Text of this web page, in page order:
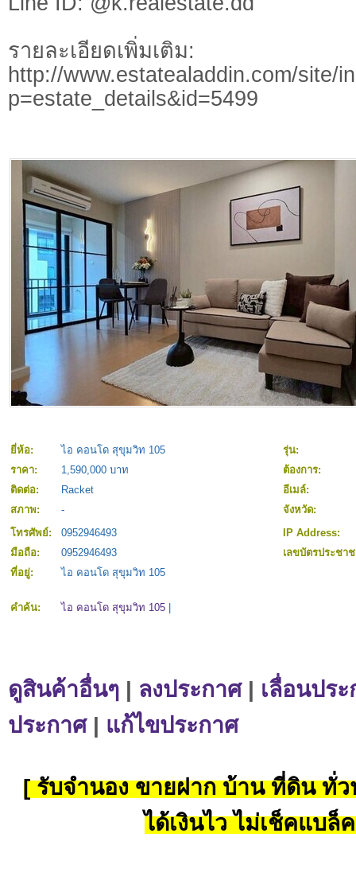
รายละเอียดเพิ่มเติม:
http://www.estatealaddin.com/site/
p=estate_details&id=5499
ยี่ห้อ: ไอ คอนโด สุขุมวิท 105
รุ่น:
ราคา:
1,590,000 บาท
ต้องการ:
ติดต่อ:
Racket
อีเมล์:
สภาพ:
-
จังหวัด:
โทรศัพย์:
0952946493
IP Address:
มือถือ:
0952946493
เลขบัตรประชา
ที่อยู่:
ไอ คอนโด สุขุมวิท 105
คำค้น: ไอ คอนโด สุขุมวิท 105
ดูสินค้าอื่นๆ | ลงประกาศ| เลื่อนปร
ประกาศ| แก้ไขประกาศ
[ รับจำนอง ขายฝาก บ้าน ที่ดิน ทั่ว
ได้เงินไว ไม่เช็คแบล็